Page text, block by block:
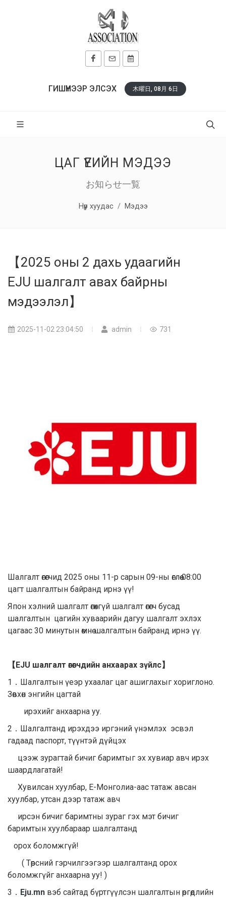
ГИШҮҮНЭЭР ЭЛСЭХ 木曜日, 08月 6日
ЦАГ ҮЕИЙН МЭДЭЭ
お知らせ一覧
Нүүр хуудас Мэдээ
【2025 оны 2 дахь удаагийн
EJU шалгалт авах байрны
мэдээлэл】
2025-11-02 23:04:50 admin 731
Шалгалт өгөгчид 2025 оны 11-р сарын 09-ны өглөө 08:00
цагт шалгалтын байранд ирнэ үү!
Япон хэлний шалгалт өгөхгүй шалгалт өгөгч бусад
шалгалтын цагийн хуваарийн дагуу шалгалт эхлэх
цагаас 30 минутын өмнө шалгалтын байранд ирнэ үү.
【EJU шалгалт өгөгчдийн анхаарах зүйлс】
1．Шалгалтын үеэр ухаалаг цаг ашиглахыг хориглоно.
Зөвхөн энгийн цагтай
ирэхийг анхаарна уу.
2．Шалгалтанд ирэхдээ иргэний үнэмлэх эсвэл
гадаад паспорт, түүнтэй дүйцэх
цээж зурагтай бичиг баримтыг эх хувиар авч ирэх
шаардлагатай!
Хувилсан хуулбар, Е-Монголиа-аас татаж авсан
хуулбар, утсан дээр татаж авч
ирсэн бичиг баримтны зураг гэх мэт бичиг
баримтын хуулбараар шалгалтанд
орох боломжгүй!
( Төрсний гэрчилгээгээр шалгалтанд орох
боломжгүйг анхаарна уу! )
3． Eju.mn вэб сайтад бүртгүүлсэн шалгалтын өргөдлийн